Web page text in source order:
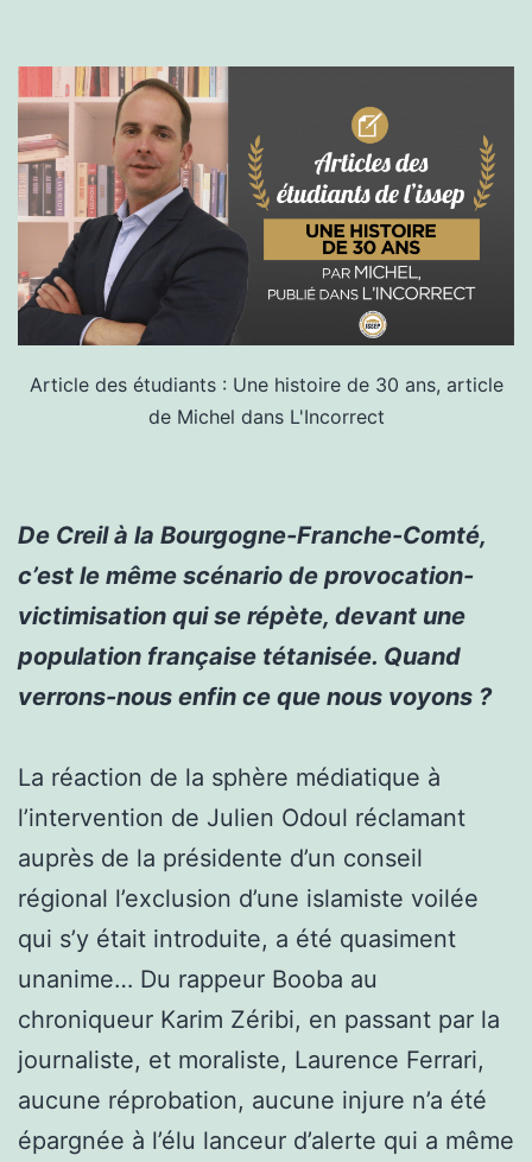
Article des étudiants : Une histoire de 30 ans, article
de Michel dans L'Incorrect
De Creil à la Bourgogne-Franche-Comté,
c’est le même scénario de provocation-
victimisation qui se répète, devant une
population française tétanisée. Quand
verrons-nous enfin ce que nous voyons ?
La réaction de la sphère médiatique à
l’intervention de Julien Odoul réclamant
auprès de la présidente d’un conseil
régional l’exclusion d’une islamiste voilée
qui s’y était introduite, a été quasiment
unanime… Du rappeur Booba au
chroniqueur Karim Zéribi, en passant par la
journaliste, et moraliste, Laurence Ferrari,
aucune réprobation, aucune injure n’a été
épargnée à l’élu lanceur d’alerte qui a même